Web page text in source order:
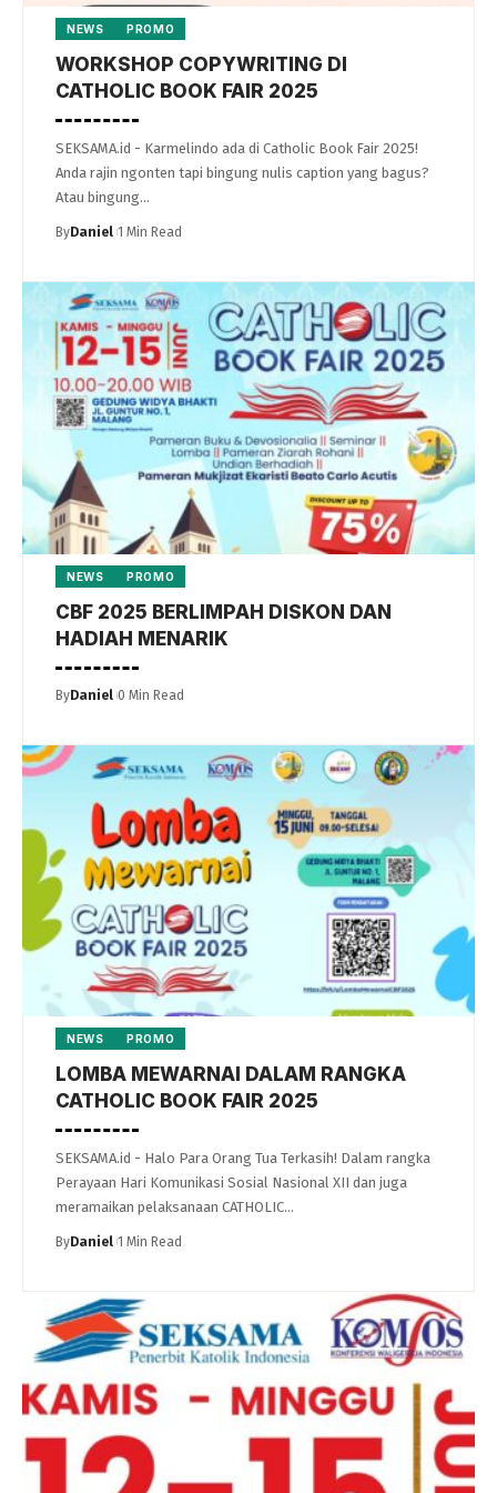
NEWS PROMO
WORKSHOP COPYWRITING DI
CATHOLIC BOOK FAIR 2025
SEKSAMA.id - Karmelindo ada di Catholic Book Fair 2025!
Anda rajin ngonten tapi bingung nulis caption yang bagus?
Atau bingung…
ByDaniel 1 Min Read
NEWS PROMO
CBF 2025 BERLIMPAH DISKON DAN
HADIAH MENARIK
ByDaniel 0 Min Read
NEWS PROMO
LOMBA MEWARNAI DALAM RANGKA
CATHOLIC BOOK FAIR 2025
SEKSAMA.id - Halo Para Orang Tua Terkasih! Dalam rangka
Perayaan Hari Komunikasi Sosial Nasional XII dan juga
meramaikan pelaksanaan CATHOLIC…
By Daniel 1 Min Read